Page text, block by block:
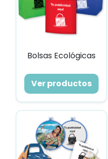
Bolsas Ecológicas
Ver productos